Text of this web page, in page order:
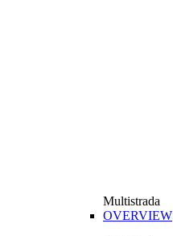
Multistrada
OVERVIEW